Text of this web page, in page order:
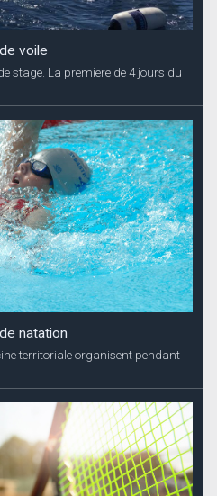
voile
stage. La premiere de 4 jours du
natation
territoriale organisent pendant